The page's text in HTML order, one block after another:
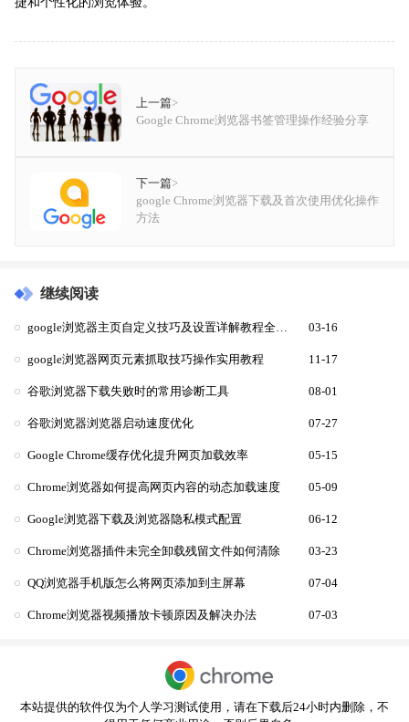
上一篇>
Google Chrome浏览器书签管理操作经验分享
下一篇>
google Chrome浏览器下载及首次使用优化操作
方法
继续阅读
google浏览器主页自定义技巧及设置详解教程全面分享 03-16
google浏览器网页元素抓取技巧操作实用教程 11-17
谷歌浏览器下载失败时的常用诊断工具 08-01
谷歌浏览器浏览器启动速度优化 07-27
Google Chrome缓存优化提升网页加载效率 05-15
Chrome浏览器如何提高网页内容的动态加载速度 05-09
Google浏览器下载及浏览器隐私模式配置 06-12
Chrome浏览器插件未完全卸载残留文件如何清除 03-23
QQ浏览器手机版怎么将网页添加到主屏幕 07-04
Chrome浏览器视频播放卡顿原因及解决办法 07-03
本站提供的软件仅为个人学习测试使用，请在下载后24小时内删除，不